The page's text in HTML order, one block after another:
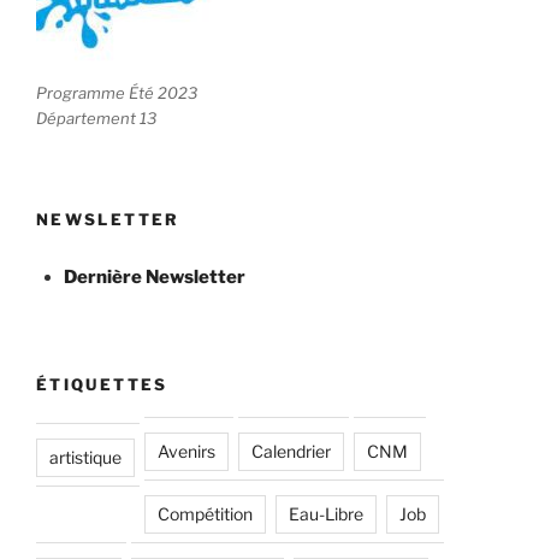
Programme Été 2023
Département 13
NEWSLETTER
Dernière Newsletter
ÉTIQUETTES
artistique Avenirs Calendrier CNM
Compétition Eau-Libre Job